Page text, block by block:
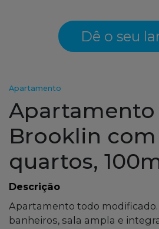
Dê o seu
Apartamento
Apartamento
Brooklin com
quartos,
Descrição
Apartamento todo
banheiros, sala ampla e